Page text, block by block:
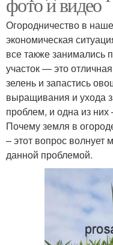
Огородничество в
экономическая
все также занимались
участок — это
зелень и запастись
выращивания и ухода
проблем, и одна из
Почему земля в
– этот вопрос волнует
данной проблемой.